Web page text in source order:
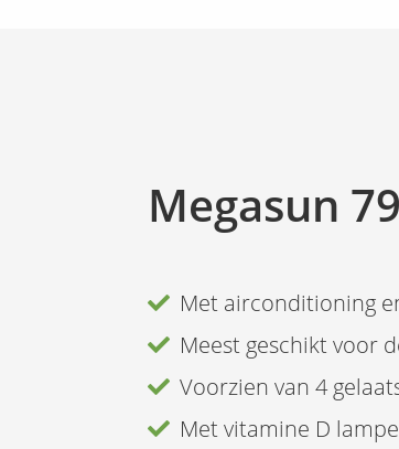
Megasun
Met airconditioning
Meest geschikt voor
Voorzien van 4
Met vitamine D